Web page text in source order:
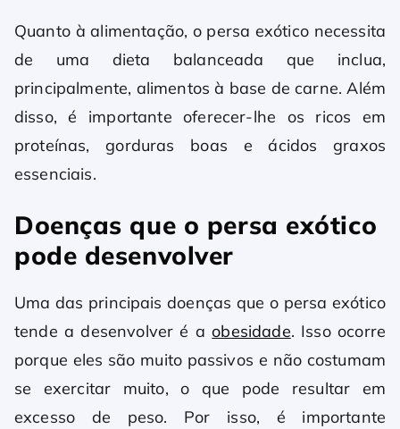
Quanto à alimentação, o persa exótico necessita
de uma dieta balanceada que inclua,
principalmente, alimentos à base de carne. Além
disso, é importante oferecer-lhe os ricos em
proteínas, gorduras boas e ácidos graxos
essenciais.
Doenças que o persa exótico
pode desenvolver
Uma das principais doenças que o persa exótico
tende a desenvolver é aobesidade. Isso ocorre
porque eles são muito passivos e não costumam
se exercitar muito, o que pode resultar em
excesso de peso. Por isso, é importante